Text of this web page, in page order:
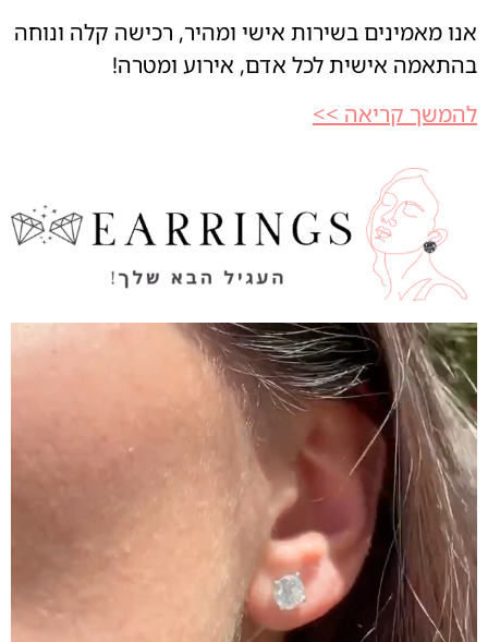
אנו מאמינים בשירות אישי ומהיר, רכישה קלה ונוחה
בהתאמה אישית לכל אדם, אירוע ומטרה!
להמשך קריאה >>